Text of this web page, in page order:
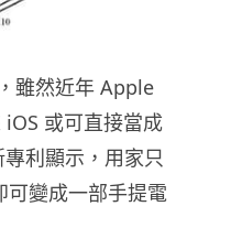
雖然近年 Apple
或可直接當成
利顯示，用家只
變成一部手提電